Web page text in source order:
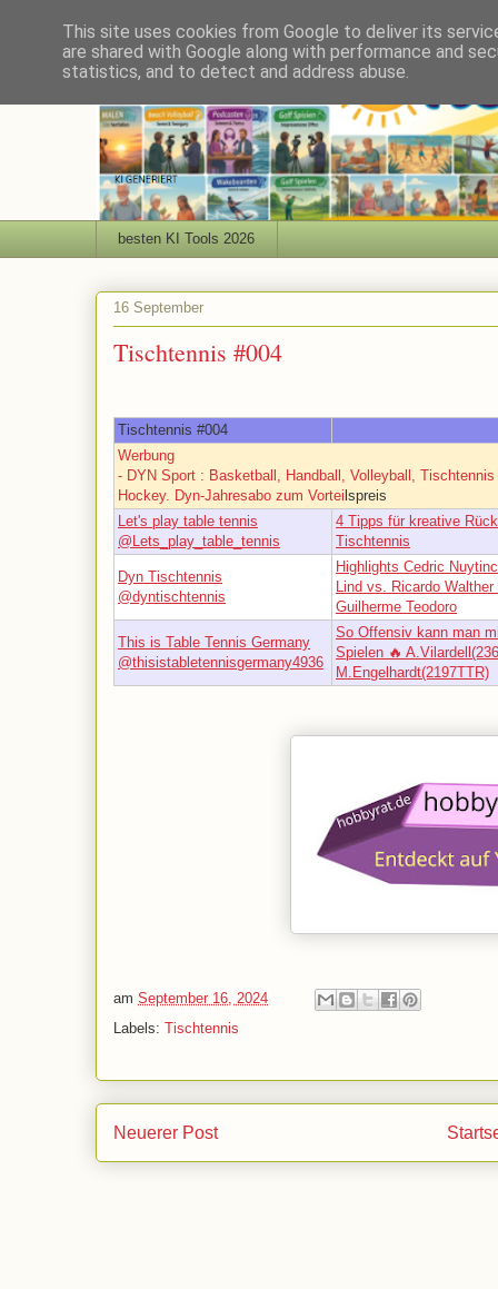
besten KI Tools 2026
16 September
Tischtennis #004
Tischtennis #004
Werbung
- DYN Sport : Basketball, Handball, Volleyball, Tischtennis
Hockey. Dyn-Jahresabo zum Vorteilspreis
Let's play table tennis
@Lets_play_table_tennis
4 Tipps für kreative
Tischtennis
Dyn Tischtennis
@dyntischtennis
Highlights Cedric
Lind vs. Ricardo Walther
Guilherme Teodoro
This is Table Tennis Germany
@thisistabletennisgermany4936
So Offensiv kann man
Spielen 🔥
M.Engelhardt(2197TTR)
am September 16, 2024
Labels: Tischtennis
Neuerer Post
This site uses cookies from Google to deliver its
are shared with Google along with performance and
statistics, and to detect and address abuse.